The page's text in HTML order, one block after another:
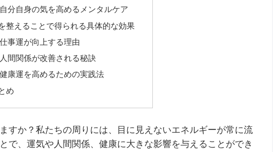
自分自身の気を高めるメンタルケア
整えることで得られる具体的な効果
仕事運が向上する理由
人間関係が改善される秘訣
健康運を高めるための実践法
め
すか？私たちの周りには、目に見えないエネルギーが常に流
で、運気や人間関係、健康に大きな影響を与えることができ